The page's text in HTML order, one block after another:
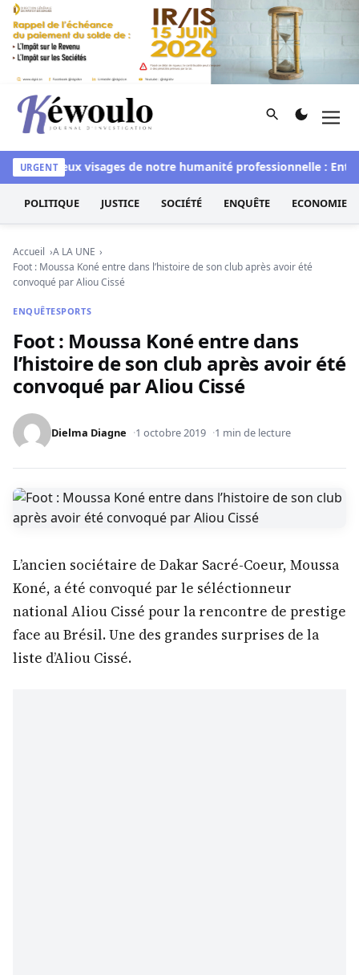
Aller au contenu
Kéwoulo, le premier site d'information et d'investigation
Rechercher
URGENT
Les deux visages de notre humanité professionnelle : Entre
POLITIQUE JUSTICE SOCIÉTÉ ENQUÊTE ECONOMIE
Accueil
A LA UNE
Foot : Moussa Koné entre dans l’histoire de son club après avoir été
convoqué par Aliou Cissé
ENQUÊTESPORTS
Foot : Moussa Koné entre dans
l’histoire de son club après avoir été
convoqué par Aliou Cissé
Dielma Diagne 1 octobre 2019 1 min de lecture
L’ancien sociétaire de Dakar Sacré-Coeur, Moussa
Koné, a été convoqué par le séléctionneur
national Aliou Cissé pour la rencontre de prestige
face au Brésil. Une des grandes surprises de la
liste d’Aliou Cissé.